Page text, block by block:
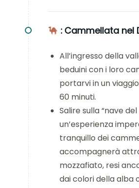
: Cammellata nel
All’ingresso della
beduini con i loro
portarvi in un
60 minuti.
Salire sulla “nave
un’esperienza
tranquillo dei
accompagnerà
mozzafiato, resi
dai colori della alba